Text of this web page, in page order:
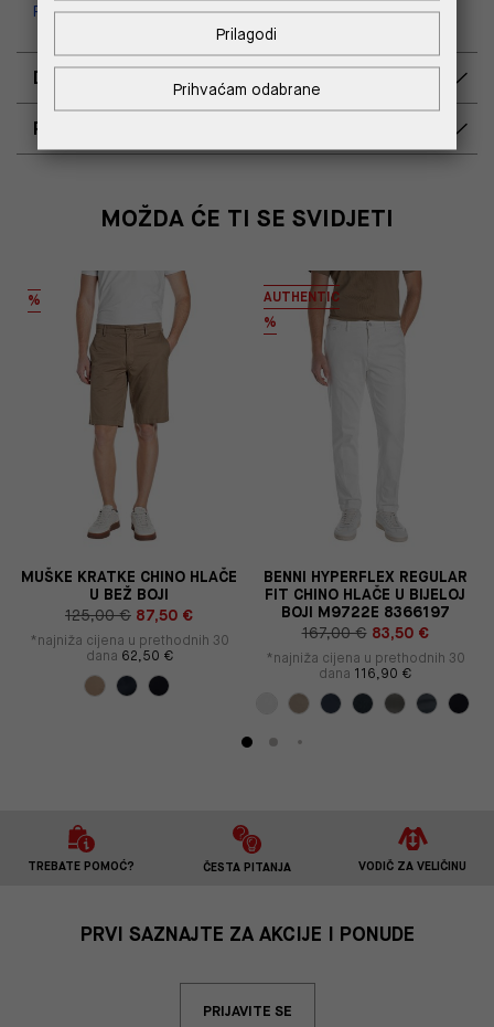
Replay Outlet Store, Split
DOSTAVA
POVRAT I ZAMJENA
MOŽDA ĆE TI SE SVIDJETI
%
MUŠKE KRATKE CHINO HLAČE
U BEŽ BOJI
125,00 € 87,50 €
*najniža cijena u prethodnih 30
dana 62,50 €
AUTHENTIC
%
BENNI HYPERFLEX REGULAR
FIT CHINO HLAČE U BIJELOJ
BOJI M9722E 8366197
167,00 € 83,50 €
*najniža cijena u prethodnih 30
dana 116,90 €
TREBATE POMOĆ? ČESTA PITANJA VODIČ ZA VELIČINU
PRVI SAZNAJTE ZA AKCIJE I PONUDE
PRIJAVITE SE
Prihvaćam odabrane
Prilagodi